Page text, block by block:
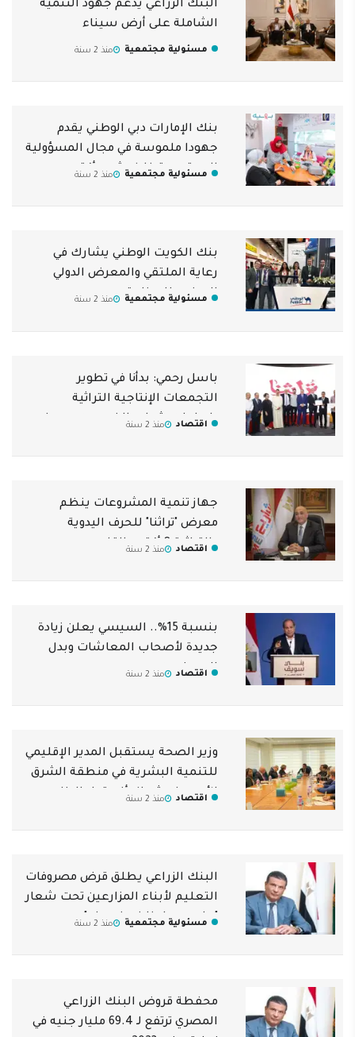
البنك الزراعي يدعم جهود التنمية
الشاملة على أرض سيناء
مسئولية مجتمعية منذ 2 سنة
بنك الإمارات دبي الوطني يقدم
جهودا ملموسة في مجال المسؤولية
المجتمعية خلال شهر أكتوبر
مسئولية مجتمعية منذ 2 سنة
بنك الكويت الوطني يشارك في
رعاية الملتقي والمعرض الدولي
السنوي للصناعة
مسئولية مجتمعية منذ 2 سنة
باسل رحمي: بدأنا في تطوير
التجمعات الإنتاجية التراثية
بإبداعات شباب الخريجين ومعرض
اقتصاد منذ 2 سنة
جهاز تنمية المشروعات ينظم
معرض "تراثنا" للحرف اليدوية
والتراثية 8 أكتوبر القادم
اقتصاد منذ 2 سنة
بنسبة 15%.. السيسي يعلن زيادة
جديدة لأصحاب المعاشات وبدل
الصحفيين
اقتصاد منذ 2 سنة
وزير الصحة يستقبل المدير الإقليمي
للتنمية البشرية في منطقة الشرق
الأوسط وشمال أفريقيا بالبنك
اقتصاد منذ 2 سنة
البنك الزراعي يطلق قرض مصروفات
التعليم لأبناء المزارعين تحت شعار
"علمهم واحنا في ضهرك"
مسئولية مجتمعية منذ 2 سنة
محفطة قروض البنك الزراعي
المصري ترتفع لـ 69.4 مليار جنيه في